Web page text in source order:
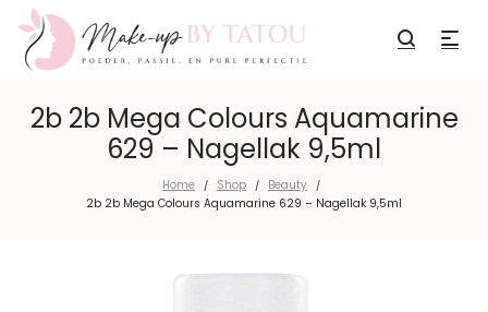
2b 2b Mega Colours Aquamarine
629 – Nagellak 9,5ml
Home / Shop / Beauty /
2b 2b Mega Colours Aquamarine 629 – Nagellak 9,5ml